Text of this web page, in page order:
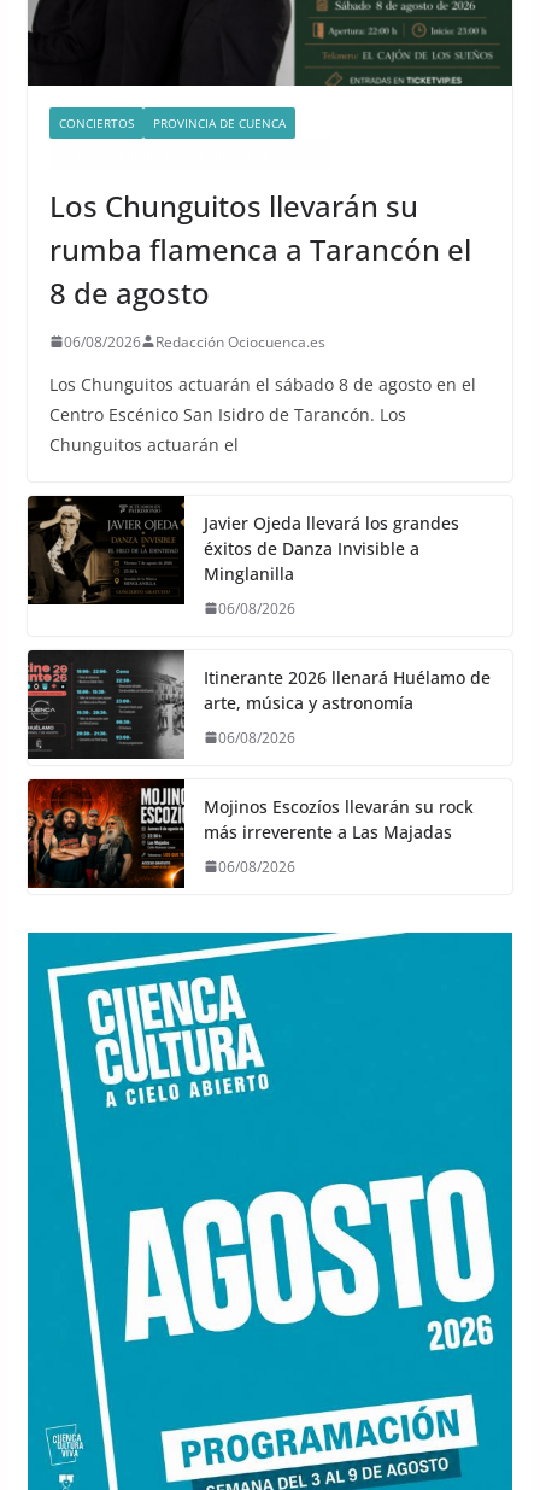
CONCIERTOS
PROVINCIA DE CUENCA
Los Chunguitos llevarán su
rumba flamenca a Tarancón el
8 de agosto
06/08/2026 Redacción Ociocuenca.es
Los Chunguitos actuarán el sábado 8 de agosto en el
Centro Escénico San Isidro de Tarancón. Los
Chunguitos actuarán el
Javier Ojeda llevará los grandes
éxitos de Danza Invisible a
Minglanilla
06/08/2026
Itinerante 2026 llenará Huélamo de
arte, música y astronomía
06/08/2026
Mojinos Escozíos llevarán su rock
más irreverente a Las Majadas
06/08/2026